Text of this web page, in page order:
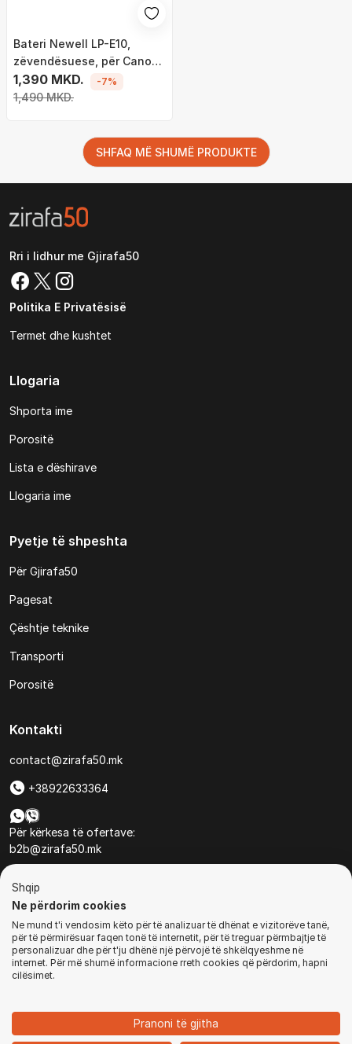
Bateri Newell LP-E10,
zëvendësuese, për Canon
EOS
1,390 MKD.
1,490 MKD.
-7%
SHFAQ MË SHUMË PRODUKTE
Rri i lidhur me Gjirafa50
Politika E Privatësisë
Termet dhe kushtet
Llogaria
Shporta ime
Porositë
Lista e dëshirave
Llogaria ime
Pyetje të shpeshta
Për Gjirafa50
Pagesat
Çështje teknike
Transporti
Porositë
Kontakti
contact@zirafa50.mk
+38922633364
Për kërkesa të ofertave:
b2b@zirafa50.mk
© Të gjitha të drejtat e rezervuara
Shqip
Ne përdorim cookies
Ne mund t'i vendosim këto për të analizuar të dhënat e vizitorëve tanë,
për të përmirësuar faqen tonë të internetit, për të treguar përmbajtje të
personalizuar dhe për t'ju dhënë një përvojë të shkëlqyeshme në
internet. Për më shumë informacione rreth cookies që përdorim, hapni
cilësimet.
Pranoni të gjitha